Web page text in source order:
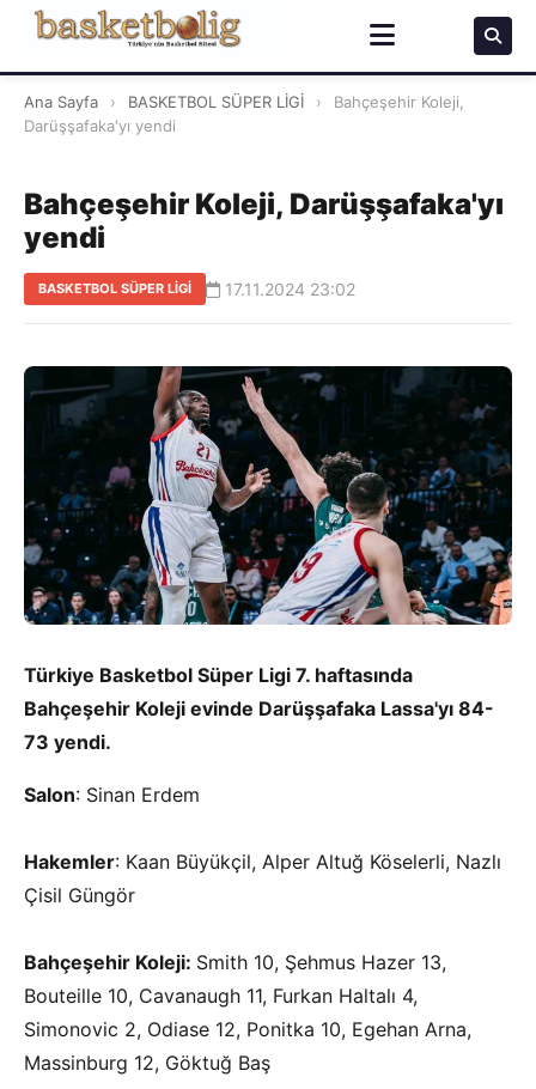
Ana Sayfa › BASKETBOL SÜPER LİGİ ›
Bahçeşehir Koleji,
Darüşşafaka'yı yendi
Bahçeşehir Koleji, Darüşşafaka'yı
yendi
BASKETBOL SÜPER LİGİ 17.11.2024 23:02
Türkiye Basketbol Süper Ligi 7. haftasında
Bahçeşehir Koleji evinde Darüşşafaka Lassa'yı 84-
73 yendi.
Salon: Sinan Erdem
Hakemler: Kaan Büyükçil, Alper Altuğ Köselerli, Nazlı
Çisil Güngör
Bahçeşehir Koleji: Smith 10, Şehmus Hazer 13,
Bouteille 10, Cavanaugh 11, Furkan Haltalı 4,
Simonovic 2, Odiase 12, Ponitka 10, Egehan Arna,
Massinburg 12, Göktuğ Baş